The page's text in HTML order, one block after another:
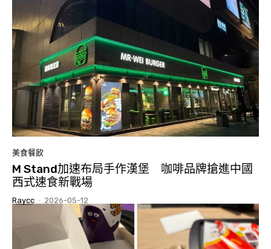
美食餐飲
M Stand加速布局手作漢堡 咖啡品牌搶進中國
西式速食新戰場
Raycc - 2026-05-12